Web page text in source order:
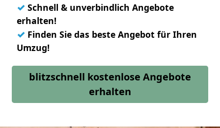
✓ Schnell & unverbindlich Angebote
erhalten!
✓ Finden Sie das beste Angebot für Ihren
Umzug!
blitzschnell kostenlose Angebote
erhalten